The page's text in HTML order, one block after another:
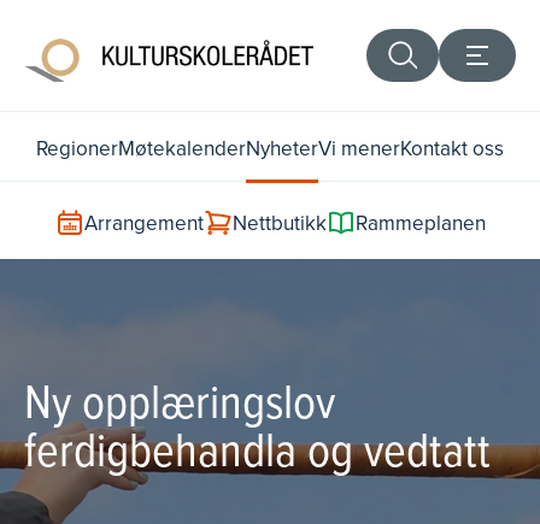
RegionerMøtekalenderNyheterVi menerKontakt oss
Arrangement Nettbutikk Rammeplanen
Ny opplæringslov
ferdigbehandla og vedtatt